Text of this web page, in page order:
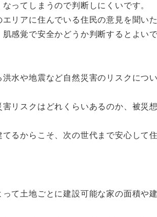
ってしまうので判断しにくいです。
リアに住んでいる住民の意見を聞い
感覚で安全かどうか判断するとよいで
水や地震など自然災害のリスクにつ
リスクはどれくらいあるのか、被災
るからこそ、次の世代まで安心して
て土地ごとに建設可能な家の面積や